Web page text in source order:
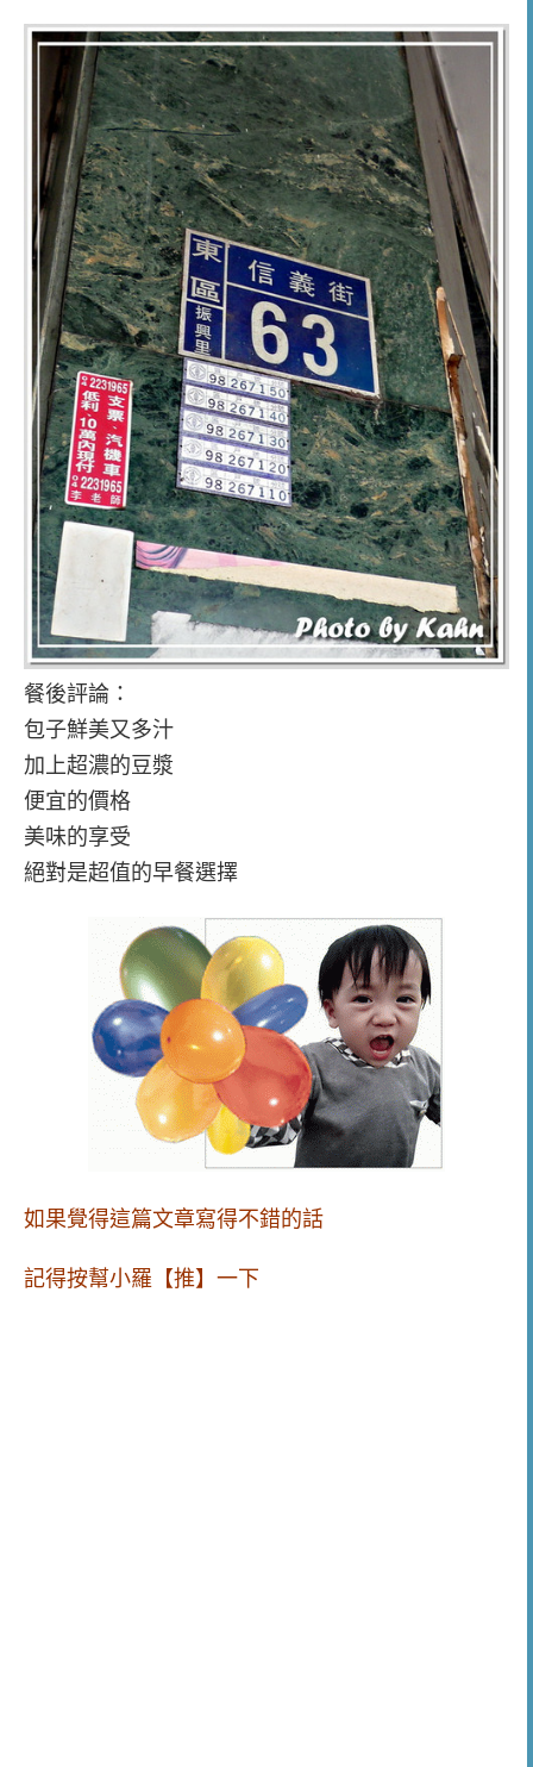
餐後評論：
包子鮮美又多汁
加上超濃的豆漿
便宜的價格
美味的享受
絕對是超值的早餐選擇
如果覺得這篇文章寫得不錯的話
記得按幫小羅【推】一下